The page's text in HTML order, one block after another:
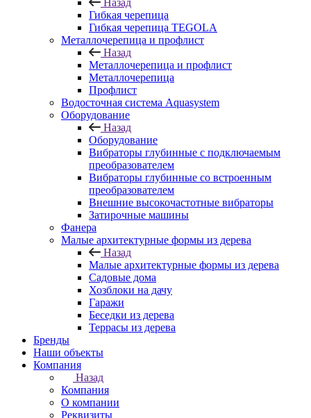
Назад
Гибкая черепица
Гибкая черепица TEGOLA
Металлочерепица и профлист
Назад
Металлочерепица и профлист
Металлочерепица
Профлист
Водосточная система Aquasystem
Оборудование
Назад
Оборудование
Вибраторы глубинные с подключаемым
преобразователем
Вибраторы глубинные со встроенным
преобразователем
Внешние высокочастотные вибраторы
Затирочные машины
Фанера
Малые архитектурные формы из дерева
Назад
Малые архитектурные формы из дерева
Садовые дома
Хозблоки на дачу
Гаражи
Беседки из дерева
Террасы из дерева
Бренды
Наши объекты
Компания
Назад
Компания
О компании
Реквизиты